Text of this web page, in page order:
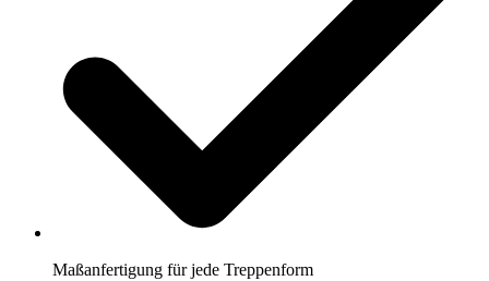
Maßanfertigung für jede Treppenform